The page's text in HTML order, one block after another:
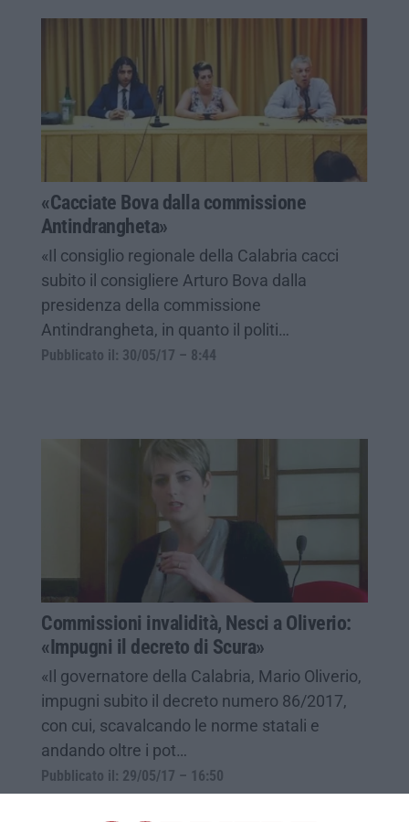
«Cacciate Bova dalla commissione
Antindrangheta»
«Il consiglio regionale della Calabria cacci
subito il consigliere Arturo Bova dalla
presidenza della commissione
Antindrangheta, in quanto il politi…
Pubblicato il: 30/05/17 – 8:44
Commissioni invalidità, Nesci a Oliverio:
«Impugni il decreto di Scura»
«Il governatore della Calabria, Mario Oliverio,
impugni subito il decreto numero 86/2017,
con cui, scavalcando le norme statali e
andando oltre i pot…
Pubblicato il: 29/05/17 – 16:50